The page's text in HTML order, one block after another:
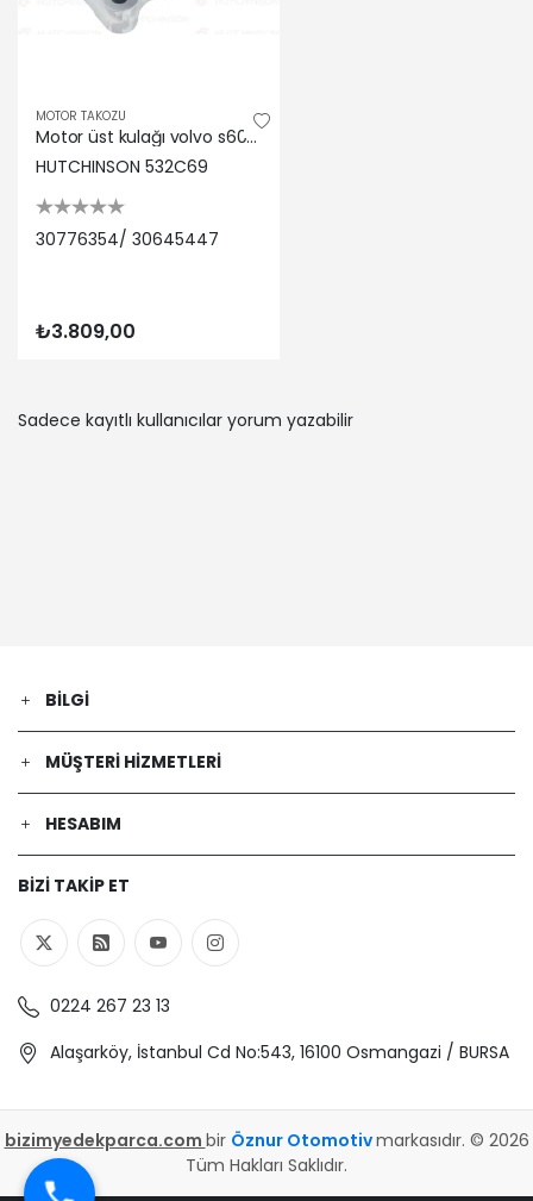
MOTOR TAKOZU
Motor üst kulağı volvo s60 2.4d d5 2001-2006 s80 2.4d d5 01-06 v70 2.4d5 01-07 xc70 2.4 xc90 d5 Hutchınson 30776354/ 30645447
HUTCHINSON 532C69
30776354/ 30645447
₺3.809,00
Sadece kayıtlı kullanıcılar yorum yazabilir
BILGI
MÜŞTERI HIZMETLERI
HESABIM
BIZI TAKIP ET
0224 267 23 13
Alaşarköy, İstanbul Cd No:543, 16100 Osmangazi / BURSA
bizimyedekparca.com bir Öznur Otomotivmarkasıdır. © 2026
Tüm Hakları Saklıdır.